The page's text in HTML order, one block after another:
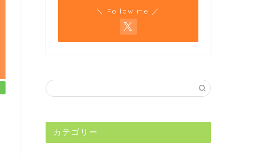
＼ Follow me ／
カテゴリー